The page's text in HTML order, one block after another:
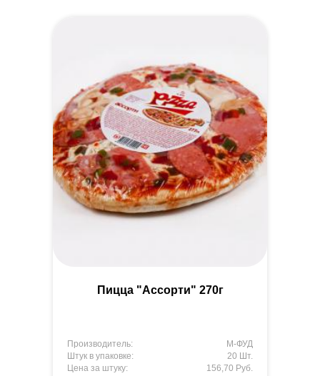
Пицца "Ассорти" 270г
Производитель:
М-ФУД
Штук в упаковке:
20 Шт.
Цена за штуку:
156,70 Руб.